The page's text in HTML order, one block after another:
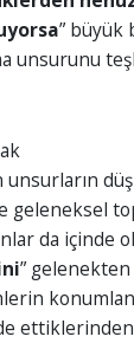
” büyük
unsurunu
unsurların
geleneksel
da içinde
”
ettiklerinden